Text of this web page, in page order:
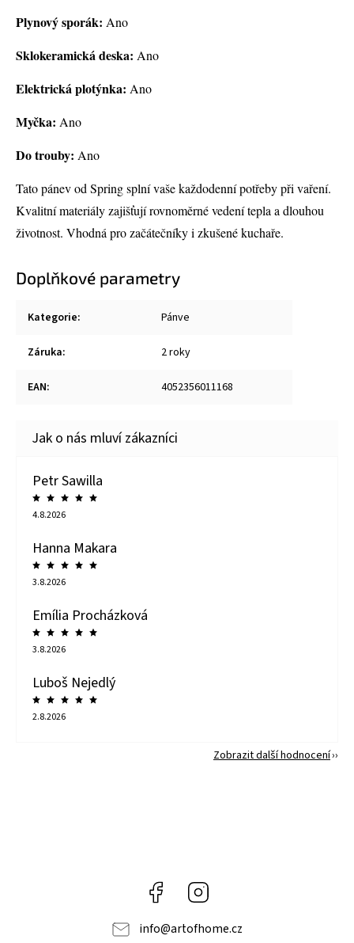
Plynový sporák: Ano
Sklokeramická deska: Ano
Elektrická plotýnka: Ano
Myčka: Ano
Do trouby: Ano
Tato pánev od Spring splní vaše každodenní potřeby při vaření.
Kvalitní materiály zajišťují rovnoměrné vedení tepla a dlouhou
životnost. Vhodná pro začátečníky i zkušené kuchaře.
Doplňkové parametry
Kategorie: Pánve
Záruka: 2 roky
EAN: 4052356011168
Petr Sawilla
4.8.2026
Hanna Makara
3.8.2026
Emília Procházková
3.8.2026
Luboš Nejedlý
2.8.2026
Zobrazit další hodnocení
Facebook
info@artofhome.cz